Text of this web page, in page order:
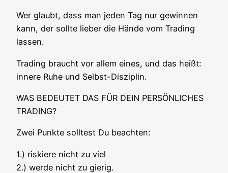
Wer glaubt, dass man jeden Tag nur gewin­nen
kann, der soll­te lie­ber die Hän­de vom Tra­ding
lassen.
Tra­ding braucht vor allem eines, und das heißt:
inne­re Ruhe und Selbst-Disziplin.
WAS BEDEUTET DAS FÜR DEIN PERSÖNLICHES
TRADING?
Zwei Punk­te soll­test Du beachten:
1.) ris­kie­re nicht zu viel
2.) wer­de nicht zu gierig.